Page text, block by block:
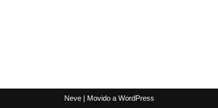
Neve| Movido a WordPress